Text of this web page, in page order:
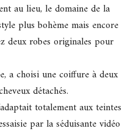
au lieu, le domaine de la
plus bohème mais encore
deux robes originales pour
a choisi une coiffure à deux
détachés.
totalement aux teintes
par la séduisante vidéo